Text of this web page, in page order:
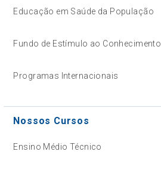
Educação em Saúde da População
Fundo de Estímulo ao Conhecimento
Programas Internacionais
Nossos Cursos
Ensino Médio Técnico